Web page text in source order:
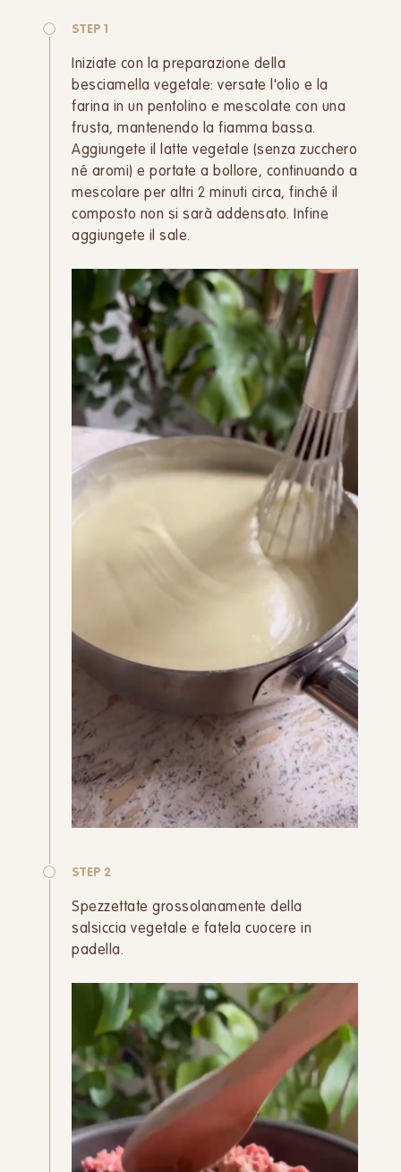
STEP 1
Iniziate con la preparazione della
besciamella vegetale: versate l'olio e la
farina in un pentolino e mescolate con una
frusta, mantenendo la fiamma bassa.
Aggiungete il latte vegetale (senza zucchero
né aromi) e portate a bollore, continuando a
mescolare per altri 2 minuti circa, finché il
composto non si sarà addensato. Infine
aggiungete il sale.
STEP 2
Spezzettate grossolanamente della
salsiccia vegetale e fatela cuocere in
padella.